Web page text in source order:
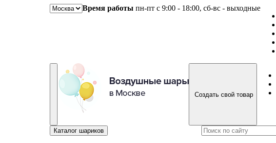
Время работы пн-пт с 9:00 - 18:00, сб-вс - выходные
Создать свой товар
Каталог шариков